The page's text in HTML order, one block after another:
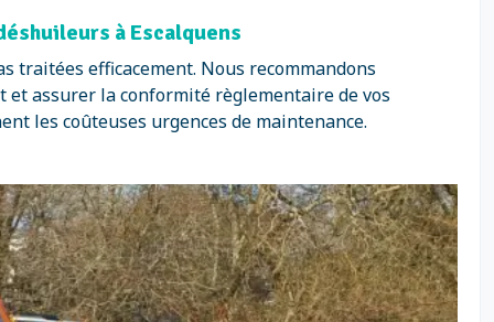
à Escalquens
traitées efficacement. Nous recommandons
assurer la conformité règlementaire de vos
les coûteuses urgences de maintenance.